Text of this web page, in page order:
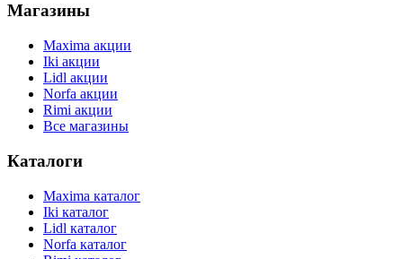
Магазины
Maxima акции
Iki акции
Lidl акции
Norfa акции
Rimi акции
Все магазины
Каталоги
Maxima каталог
Iki каталог
Lidl каталог
Norfa каталог